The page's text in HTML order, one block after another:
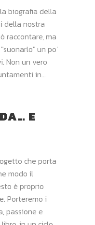
biografia della
della nostra
raccontare, ma
un po'
Non un vero
in...
E
che porta
modo il
è proprio
Porteremo i
passione e